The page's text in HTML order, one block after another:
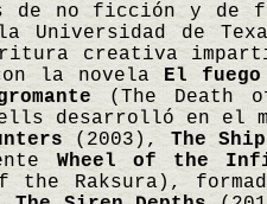
de no ficción y de
de
creativa
la novela El fuego
(The Death
desarrolló en el
(2003),The
Wheel of the
Raksura),